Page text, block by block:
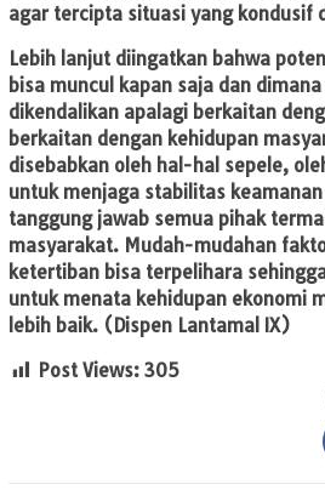
agar tercipta situasi yang kondusif
Lebih lanjut diingatkan bahwa
bisa muncul kapan saja dan
dikendalikan apalagi berkaitan
berkaitan dengan kehidupan
disebabkan oleh hal-hal sepele,
untuk menjaga stabilitas
tanggung jawab semua pihak
masyarakat. Mudah-mudahan
ketertiban bisa terpelihara
untuk menata kehidupan ekonomi
lebih baik. (Dispen Lantamal IX)
Post Views: 305